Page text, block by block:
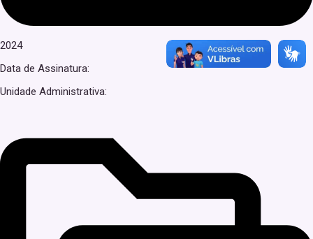
2024
Data de Assinatura:
Unidade Administrativa: